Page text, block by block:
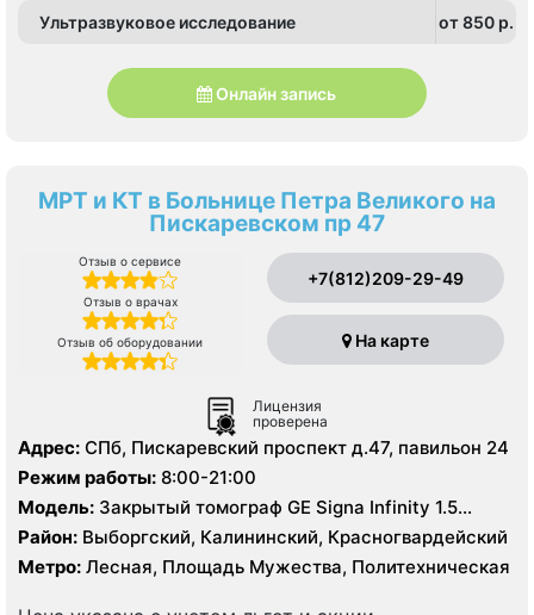
Ультразвуковое исследование от 850 p.
Онлайн запись
МРТ и КТ в Больнице Петра Великого на
Пискаревском пр 47
Отзыв о сервисе
Отзыв о врачах
Отзыв об оборудовании
+7(812)209-29-49
На карте
Лицензия
проверена
Адрес: СПб, Пискаревский проспект д.47, павильон 24
Режим работы: 8:00-21:00
Модель: Закрытый томограф GE Signa Infinity 1.5
Тесла, КТ Toshiba Aguilion 64 среза, УЗИ
Район: Выборгский, Калининский, Красногвардейский
Метро: Лесная, Площадь Мужества, Политехническая